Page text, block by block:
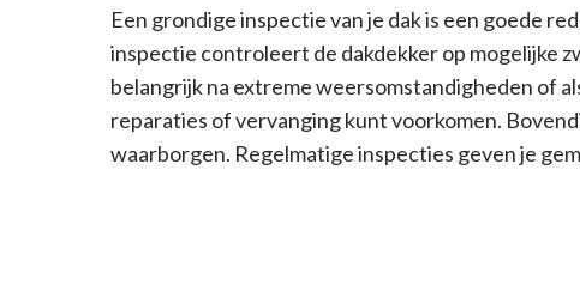
Een grondige inspectie van je dak is een goede
inspectie controleert de dakdekker op mogelijke
belangrijk na extreme weersomstandigheden of
reparaties of vervanging kunt voorkomen.
waarborgen. Regelmatige inspecties geven je